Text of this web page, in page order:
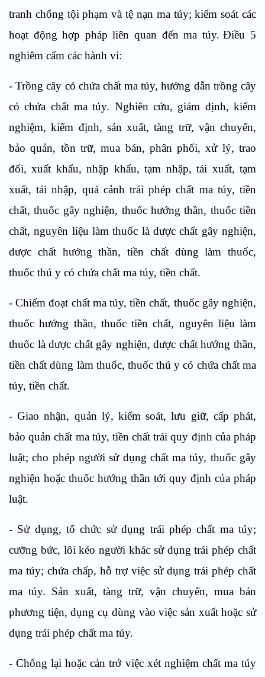
tranh chống tội phạm và tệ nạn ma túy; kiểm soát các
hoạt động hợp pháp liên quan đến ma túy. Điều 5
nghiêm cấm các hành vi:
- Trồng cây có chứa chất ma túy, hướng dẫn trồng cây
có chứa chất ma túy. Nghiên cứu, giám định, kiểm
nghiệm, kiểm định, sản xuất, tàng trữ, vận chuyển,
bảo quản, tồn trữ, mua bán, phânphối, xử lý, trao
đổi, xuất khẩu, nhập khẩu, tạm nhập, tái xuất, tạm
xuất, tái nhập, quá cảnh trái phép chất ma túy,tiền
chất, thuốc gây nghiện, thuốc hướng thần, thuốc tiền
chất, nguyên liệu làm thuốc là dược chất gây nghiện,
dược chất hướng thần, tiền chất dùng làm thuốc,
thuốc thú y có chứa chất ma túy, tiền chất.
- Chiếm đoạt chất ma túy, tiền chất, thuốc gây nghiện,
thuốc hướng thần, thuốc tiền chất, nguyên liệu làm
thuốc là dược chất gây nghiện, dược chất hướng thần,
tiền chất dùng làm thuốc, thuốc thú y có chứa chất ma
túy, tiền chất.
- Giao nhận, quản lý, kiểm soát, lưu giữ, cấp phát,
bảo quản chất ma túy, tiền chất trái quy định của pháp
luật; cho phép người sử dụng chất ma túy, thuốc gây
nghiện hoặc thuốc hướng thần tới quy định của pháp
luật.
- Sử dụng, tổ chức sử dụng trái phép chất ma túy;
cưỡng bức, lôi kéo người khác sử dụng trái phép chất
ma túy; chứa chấp, hỗ trợ việc sử dụng trái phép chất
ma túy. Sản xuất, tàng trữ, vận chuyển, mua bán
phương tiện, dụng cụ dùng vào việc sản xuất hoặc sử
dụng trái phép chất ma túy.
- Chống lại hoặc cảntrở việc xét nghiệm chất ma túy